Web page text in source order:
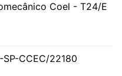
Coel - T24/E
CCEC/22180